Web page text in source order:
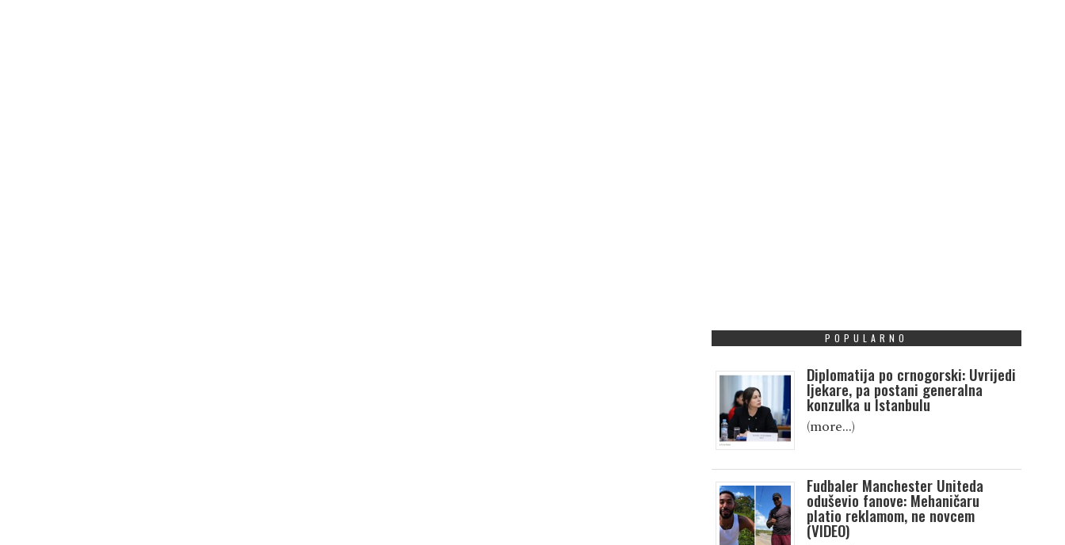
POPULARNO
Diplomatija po crnogorski: Uvrijedi
ljekare, pa postani generalna
konzulka u Istanbulu
(more…)
Fudbaler Manchester Uniteda
oduševio fanove: Mehaničaru
platio reklamom, ne novcem
(VIDEO)